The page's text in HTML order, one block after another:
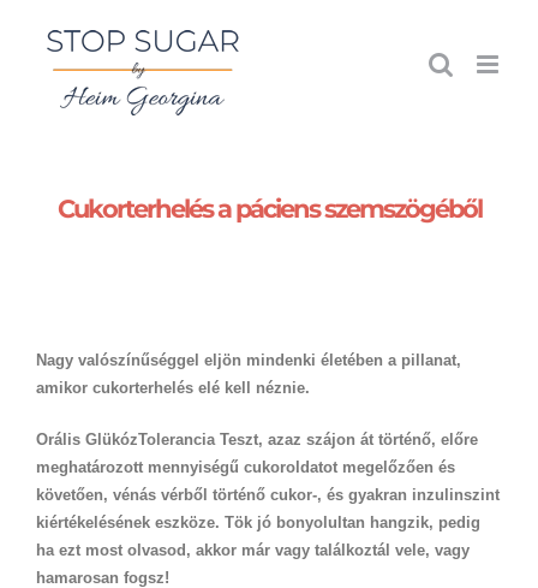
Cukorterhelés a páciens szemszögéből
Nagy valószínűséggel eljön mindenki életében a pillanat,
amikor cukorterhelés elé kell néznie.
Orális GlükózTolerancia Teszt, azaz szájon át történő, előre
meghatározott mennyiségű cukoroldatot megelőzően és
követően, vénás vérből történő cukor-, és gyakran inzulinszint
kiértékelésének eszköze. Tök jó bonyolultan hangzik, pedig
ha ezt most olvasod, akkor már vagy találkoztál vele, vagy
hamarosan fogsz!